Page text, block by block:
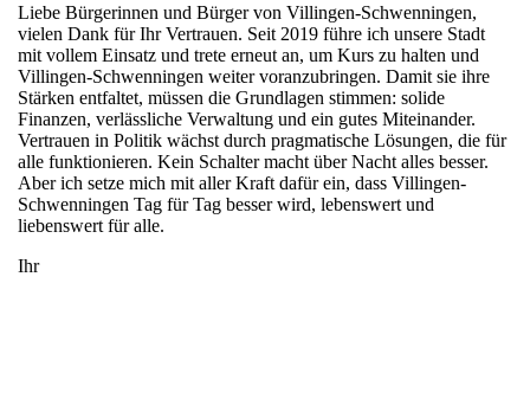
Liebe Bürgerinnen und Bürger von Villingen-Schwenningen,
vielen Dank für Ihr Vertrauen. Seit 2019 führe ich unsere Stadt
mit vollem Einsatz und trete erneut an, um Kurs zu halten und
Villingen-Schwenningen weiter voranzubringen. Damit sie ihre
Stärken entfaltet, müssen die Grundlagen stimmen: solide
Finanzen, verlässliche Verwaltung und ein gutes Miteinander.
Vertrauen in Politik wächst durch pragmatische Lösungen, die für
alle funktionieren. Kein Schalter macht über Nacht alles besser.
Aber ich setze mich mit aller Kraft dafür ein, dass Villingen-
Schwenningen Tag für Tag besser wird, lebenswert und
liebenswert für alle.
Ihr